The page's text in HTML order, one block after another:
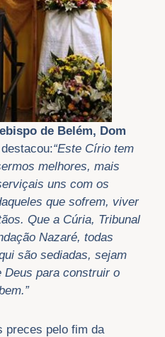
de Belém, Dom
“Este Círio tem
melhores, mais
uns com os
que sofrem, viver
Que a Cúria, Tribunal
Nazaré, todas
são sediadas, sejam
Deus para construir o
preces pelo fim da